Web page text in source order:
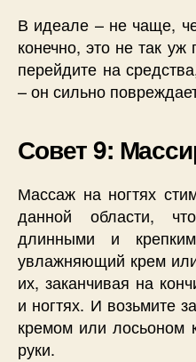
В идеале – не чаще,
конечно, это не так
перейдите на
– он сильно
Совет 9:
Массаж на ногтях
данной области,
длинными и
увлажняющий крем
их, заканчивая на
и ногтях. И возьмите
кремом или лосьоном
руки.